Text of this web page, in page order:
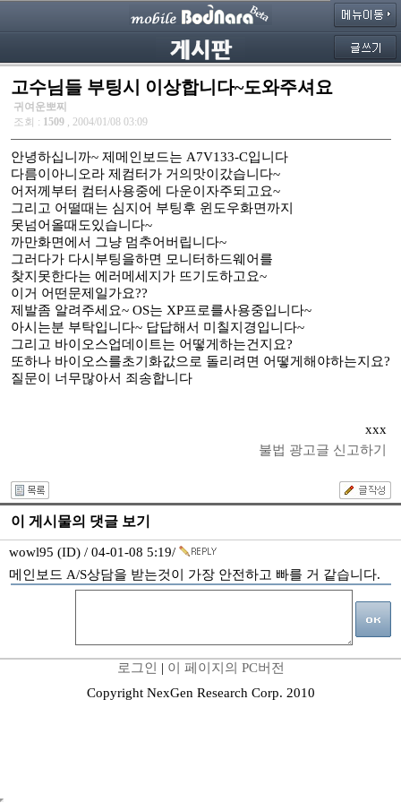
고수님들 부팅시 이상합니다~도와주셔요
귀여운뽀찌
조회 : 1509 , 2004/01/08 03:09
안녕하십니까~ 제메인보드는 A7V133-C입니다
다름이아니오라 제컴터가 거의맛이갔습니다~
어저께부터 컴터사용중에 다운이자주되고요~
그리고 어떨때는 심지어 부팅후 윈도우화면까지
못넘어올때도있습니다~
까만화면에서 그냥 멈추어버립니다~
그러다가 다시부팅을하면 모니터하드웨어를
찾지못한다는 에러메세지가 뜨기도하고요~
이거 어떤문제일가요??
제발좀 알려주세요~ OS는 XP프로를사용중입니다~
아시는분 부탁입니다~ 답답해서 미칠지경입니다~
그리고 바이오스업데이트는 어떻게하는건지요?
또하나 바이오스를초기화값으로 돌리려면 어떻게해야하는지요?
질문이 너무많아서 죄송합니다
xxx
불법 광고글 신고하기
이 게시물의 댓글 보기
wowl95 (ID) / 04-01-08 5:19/
메인보드 A/S상담을 받는것이 가장 안전하고 빠를 거 같습니다.
로그인 | 이 페이지의 PC버전
Copyright NexGen Research Corp. 2010